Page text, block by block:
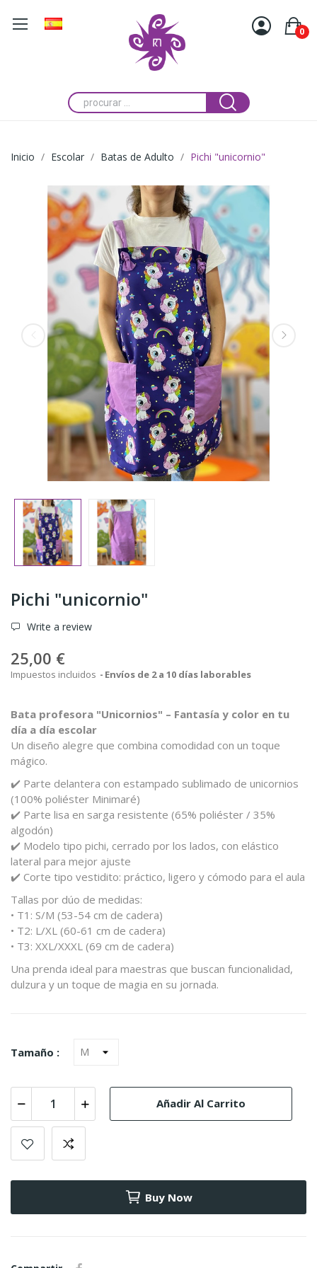
0
Inicio Escolar Batas de Adulto Pichi "unicornio"
Pichi "unicornio"
Write a review
25,00 €
Impuestos incluidos Envíos de 2 a 10 días laborables
Bata profesora "Unicornios" – Fantasía y color en tu
día a día escolar
Un diseño alegre que combina comodidad con un toque
mágico.
✔️ Parte delantera con estampado sublimado de unicornios
(100% poliéster Minimaré)
✔️ Parte lisa en sarga resistente (65% poliéster / 35%
algodón)
✔️ Modelo tipo pichi, cerrado por los lados, con elástico
lateral para mejor ajuste
✔️ Corte tipo vestidito: práctico, ligero y cómodo para el aula
Tallas por dúo de medidas:
• T1: S/M (53-54 cm de cadera)
• T2: L/XL (60-61 cm de cadera)
• T3: XXL/XXXL (69 cm de cadera)
Una prenda ideal para maestras que buscan funcionalidad,
dulzura y un toque de magia en su jornada.
Tamaño :
Añadir Al Carrito
Buy Now